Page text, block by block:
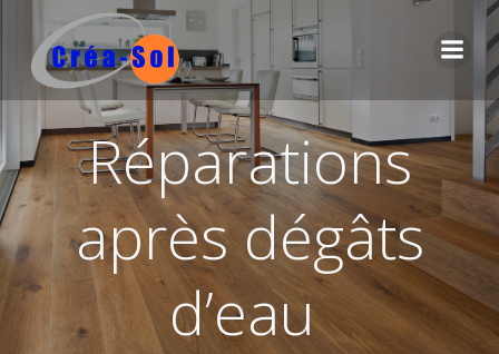
Aller
contenu
Réparations
après dégâts
d’eau